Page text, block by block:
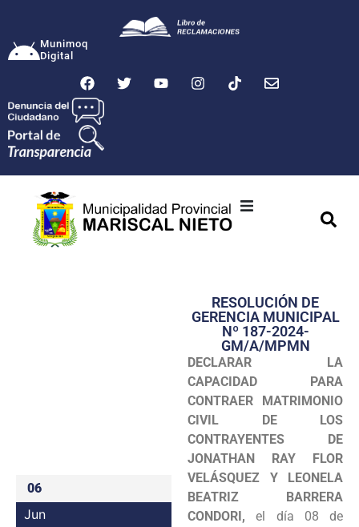
Munimoq
Digital
Transparencia
Seguridad
Programas
Intranet
06
Jun
RESOLUCIÓN DE
GERENCIA MUNICIPAL
Nº 187-2024-
GM/A/MPMN
DECLARAR LA
CAPACIDAD PARA
CONTRAER MATRIMONIO
CIVIL DE LOS
CONTRAYENTES DE
JONATHAN RAY FLOR
VELÁSQUEZ Y LEONELA
BEATRIZ BARRERA
CONDORI, el día 08 de